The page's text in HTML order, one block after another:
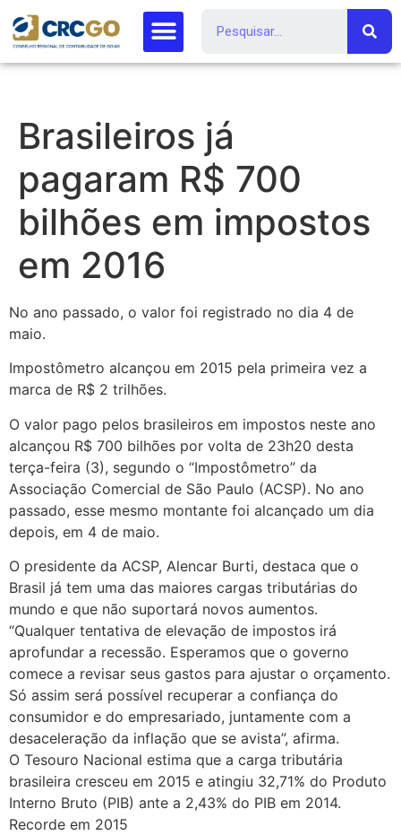
Brasileiros já
pagaram R$ 700
bilhões em impostos
em 2016
No ano passado, o valor foi registrado no dia 4 de
maio.
Impostômetro alcançou em 2015 pela primeira vez a
marca de R$ 2 trilhões.
O valor pago pelos brasileiros em impostos neste ano
alcançou R$ 700 bilhões por volta de 23h20 desta
terça-feira (3), segundo o “Impostômetro” da
Associação Comercial de São Paulo (ACSP). No ano
passado, esse mesmo montante foi alcançado um dia
depois, em 4 de maio.
O presidente da ACSP, Alencar Burti, destaca que o
Brasil já tem uma das maiores cargas tributárias do
mundo e que não suportará novos aumentos.
“Qualquer tentativa de elevação de impostos irá
aprofundar a recessão. Esperamos que o governo
comece a revisar seus gastos para ajustar o orçamento.
Só assim será possível recuperar a confiança do
consumidor e do empresariado, juntamente com a
desaceleração da inflação que se avista”, afirma.
O Tesouro Nacional estima que a carga tributária
brasileira cresceu em 2015 e atingiu 32,71% do Produto
Interno Bruto (PIB) ante a 2,43% do PIB em 2014.
Recorde em 2015